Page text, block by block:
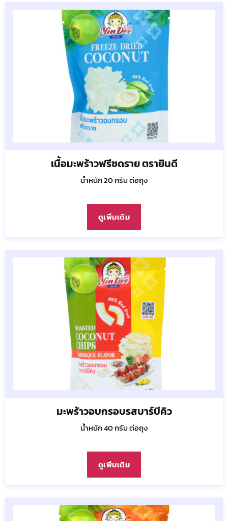
เนื้อมะพร้าวฟรีซดราย ตรายินดี
น้ำหนัก 20 กรัม ต่อถุง
ดูเพิ่มเติม
มะพร้าวอบกรอบรสบาร์บีคิว
น้ำหนัก 40 กรัม ต่อถุง
ดูเพิ่มเติม